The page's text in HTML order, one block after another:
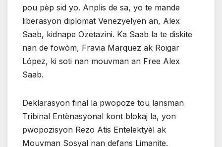
pou pèp sid yo. Anplis de sa, yo te mande
liberasyon diplomat Venezyelyen an, Alex
Saab, kidnape Ozetazini. Ka Saab la te diskite
nan de fowòm, Fravia Marquez ak Roigar
López, ki soti nan mouvman an Free Alex
Saab.
Deklarasyon final la pwopoze tou lansman
Tribinal Entènasyonal kont blokaj la, yon
pwopozisyon Rezo Atis Entelektyèl ak
Mouvman Sosyal nan defans Limanite.